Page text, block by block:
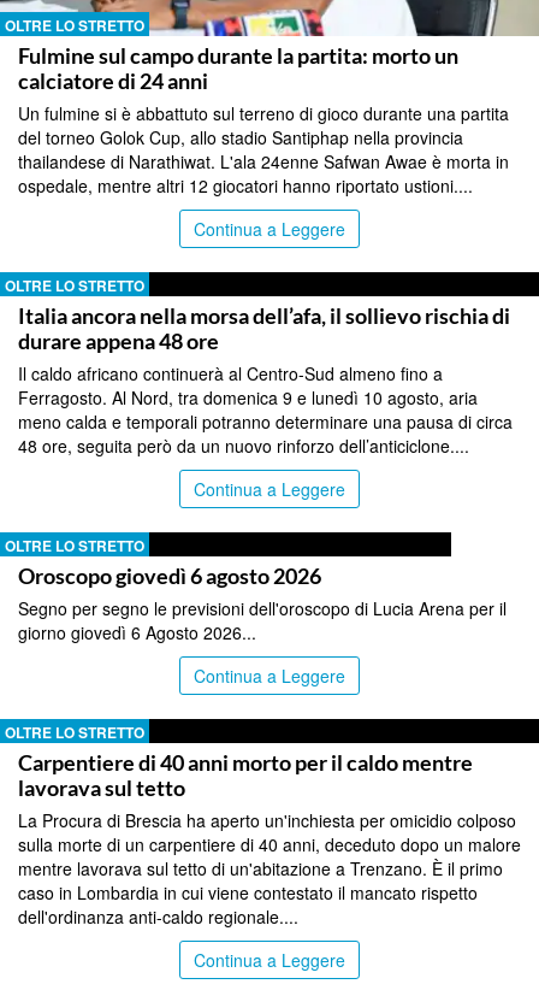
OLTRE LO STRETTO
Fulmine sul campo durante la partita: morto un
calciatore di 24 anni
Un fulmine si è abbattuto sul terreno di gioco durante una partita
del torneo Golok Cup, allo stadio Santiphap nella provincia
thailandese di Narathiwat. L'ala 24enne Safwan Awae è morta in
ospedale, mentre altri 12 giocatori hanno riportato ustioni....
Continua a Leggere
OLTRE LO STRETTO
Italia ancora nella morsa dell’afa, il sollievo rischia di
durare appena 48 ore
Il caldo africano continuerà al Centro-Sud almeno fino a
Ferragosto. Al Nord, tra domenica 9 e lunedì 10 agosto, aria
meno calda e temporali potranno determinare una pausa di circa
48 ore, seguita però da un nuovo rinforzo dell’anticiclone....
Continua a Leggere
OLTRE LO STRETTO
Oroscopo giovedì 6 agosto 2026
Segno per segno le previsioni dell'oroscopo di Lucia Arena per il
giorno giovedì 6 Agosto 2026...
Continua a Leggere
OLTRE LO STRETTO
Carpentiere di 40 anni morto per il caldo mentre
lavorava sul tetto
La Procura di Brescia ha aperto un'inchiesta per omicidio colposo
sulla morte di un carpentiere di 40 anni, deceduto dopo un malore
mentre lavorava sul tetto di un'abitazione a Trenzano. È il primo
caso in Lombardia in cui viene contestato il mancato rispetto
dell'ordinanza anti-caldo regionale....
Continua a Leggere